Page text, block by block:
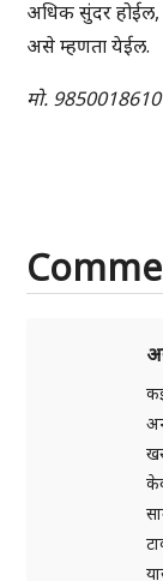
अधिक सुंदर होईल,
असे म्हणता येईल.
मो. 9850018610